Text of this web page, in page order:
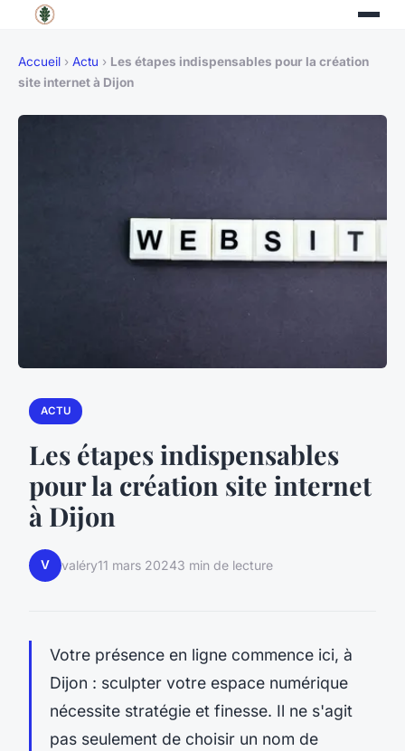
Accueil › Actu › Les étapes indispensables pour la création
site internet à Dijon
ACTU
Les étapes indispensables
pour la création site internet
à Dijon
V valéry11 mars 20243 min de lecture
Votre présence en ligne commence ici, à
Dijon : sculpter votre espace numérique
nécessite stratégie et finesse. Il ne s'agit
pas seulement de choisir un nom de